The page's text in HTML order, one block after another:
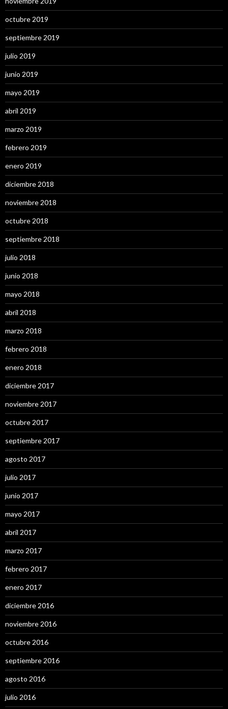
octubre 2019
septiembre 2019
julio 2019
junio 2019
mayo 2019
abril 2019
marzo 2019
febrero 2019
enero 2019
diciembre 2018
noviembre 2018
octubre 2018
septiembre 2018
julio 2018
junio 2018
mayo 2018
abril 2018
marzo 2018
febrero 2018
enero 2018
diciembre 2017
noviembre 2017
octubre 2017
septiembre 2017
agosto 2017
julio 2017
junio 2017
mayo 2017
abril 2017
marzo 2017
febrero 2017
enero 2017
diciembre 2016
noviembre 2016
octubre 2016
septiembre 2016
agosto 2016
julio 2016